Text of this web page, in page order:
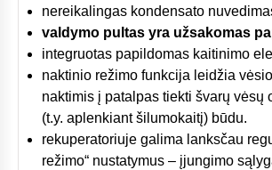
nereikalingas kondensato
valdymo pultas yra užsakomas
integruotas papildomas kaitinimo
naktinio režimo funkcija leidžia
naktimis į patalpas tiekti švarų vėsų
(t.y. aplenkiant šilumokaitį) būdu.
rekuperatoriuje galima lanksčau
režimo“ nustatymus – įjungimo